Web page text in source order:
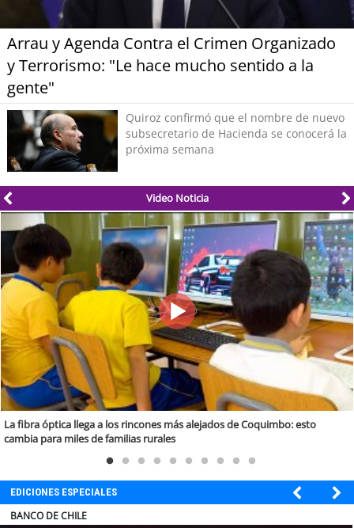
Arrau y Agenda Contra el Crimen Organizado
y Terrorismo: "Le hace mucho sentido a la
gente"
Quiroz confirmó que el nombre de nuevo
subsecretario de Hacienda se conocerá la
próxima semana
Video Noticia
La fibra óptica llega a los rincones más alejados de Coquimbo: esto
cambia para miles de familias rurales
EDICIONES ESPECIALES
ELECTROLUX